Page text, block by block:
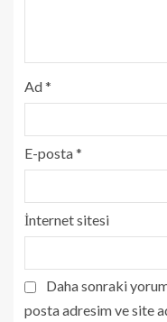
Ad*
E-posta*
İnternet sitesi
Daha sonraki
posta adresim ve site